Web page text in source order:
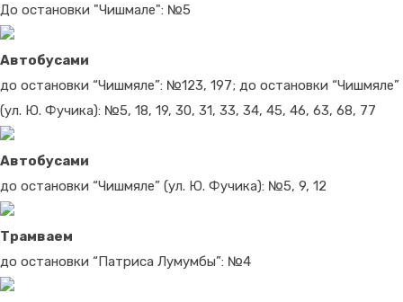
До остановки "Чишмале": №5
Автобусами
до остановки “Чишмяле”: №123, 197; до остановки “Чишмяле”
(ул. Ю. Фучика): №5, 18, 19, 30, 31, 33, 34, 45, 46, 63, 68, 77
Автобусами
до остановки “Чишмяле” (ул. Ю. Фучика): №5, 9, 12
Трамваем
до остановки “Патриса Лумумбы”: №4